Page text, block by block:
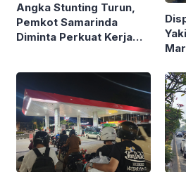
Angka Stunting Turun,
Pemkot Samarinda
Diminta Perkuat Kerja